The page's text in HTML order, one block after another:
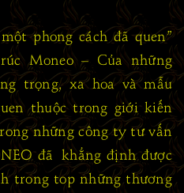
phong cách đã quen”
Moneo – Của những
trọng, xa hoa và mẫu
thuộc trong giới kiến
những công ty tư vấn
đã khẳng định được
trong top những thương